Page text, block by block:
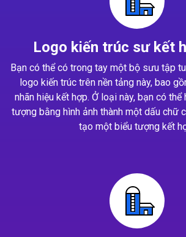
Logo kiến trúc sư kết
Bạn có thể có trong tay một bộ sưu tập
logo kiến trúc trên nền tảng này, bao
nhãn hiệu kết hợp. Ở loại này, bạn có
tượng bằng hình ảnh thành một dấu chữ
tạo một biểu tượng kết